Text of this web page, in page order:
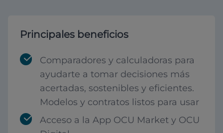
Principales beneficios
Comparadores y calculadoras para
ayudarte a tomar decisiones más
acertadas, sostenibles y eficientes.
Modelos y contratos listos para usar
Acceso a la App OCU Market y OCU